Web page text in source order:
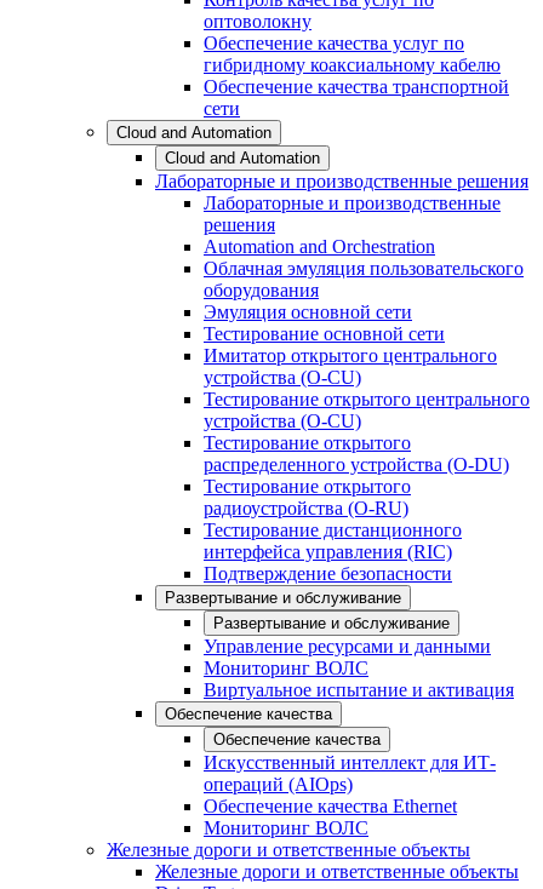
оптоволокну
Обеспечение качества услуг по
гибридному коаксиальному кабелю
Обеспечение качества транспортной
сети
Cloud and Automation
Cloud and Automation
Лабораторные и производственные решения
Лабораторные и производственные
решения
Automation and Orchestration
Облачная эмуляция пользовательского
оборудования
Эмуляция основной сети
Тестирование основной сети
Имитатор открытого центрального
устройства (O-CU)
Тестирование открытого центрального
устройства (O-CU)
Тестирование открытого
распределенного устройства (O-DU)
Тестирование открытого
радиоустройства (O-RU)
Тестирование дистанционного
интерфейса управления (RIC)
Подтверждение безопасности
Развертывание и обслуживание
Развертывание и обслуживание
Управление ресурсами и данными
Мониторинг ВОЛС
Виртуальное испытание и активация
Обеспечение качества
Обеспечение качества
Искусственный интеллект для ИТ-
операций (AIOps)
Обеспечение качества Ethernet
Мониторинг ВОЛС
Железные дороги и ответственные объекты
Железные дороги и ответственные объекты